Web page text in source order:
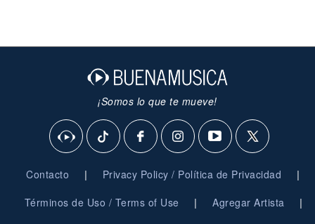
¡Somos lo que te mueve!
Contacto | Privacy Policy / Política de Privacidad |
Términos de Uso / Terms of Use | Agregar Artista |